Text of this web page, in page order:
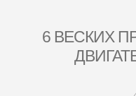
6 ВЕСКИХ